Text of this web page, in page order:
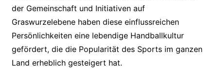
der Gemeinschaft und Initiativen auf
Graswurzelebene haben diese einflussreichen
Persönlichkeiten eine lebendige Handballkultur
gefördert, die die Popularität des Sports im ganzen
Land erheblich gesteigert hat.